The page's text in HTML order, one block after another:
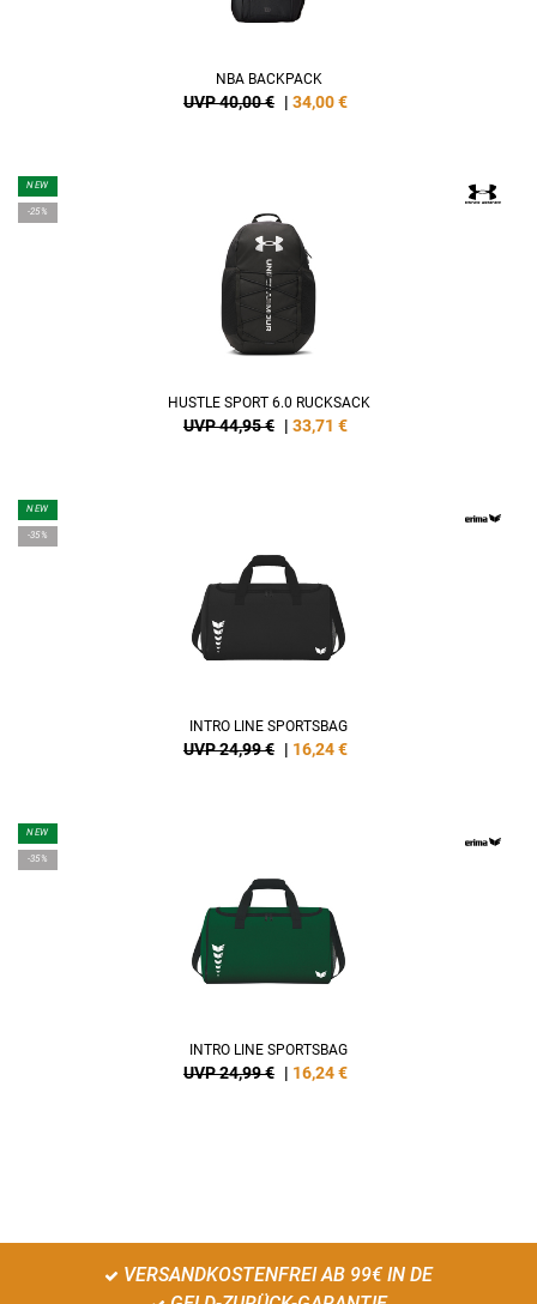
NBA BACKPACK
UVP 40,00 € | 34,00€
NEW
-25%
HUSTLE SPORT 6.0 RUCKSACK
UVP 44,95 € | 33,71 €
NEW
-35%
INTRO LINE SPORTSBAG
UVP 24,99 € | 16,24€
NEW
-35%
INTRO LINE SPORTSBAG
UVP 24,99 € | 16,24€
VERSANDKOSTENFREI AB 99€ IN DE